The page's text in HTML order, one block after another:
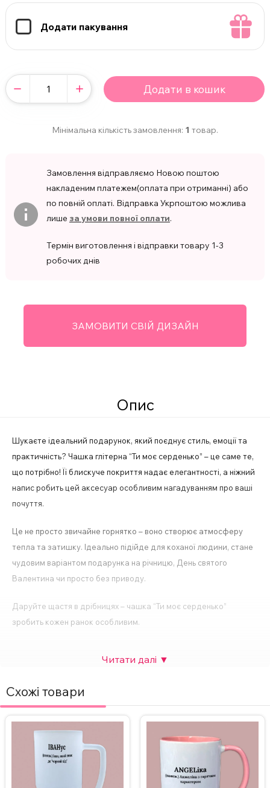
Додати пакування
Додати в кошик
Мінімальна кількість замовлення: 1 товар.
Замовлення відправляємо Новою поштою
накладеним платежем(оплата при отриманні) або
по повній оплаті. Відправка Укрпоштою можлива
лише за умови повної оплати.
Термін виготовлення і відправки товару 1-3
робочих днів
ЗАМОВИТИ СВІЙ ДИЗАЙН
Опис
Шукаєте ідеальний подарунок, який поєднує стиль, емоції та
практичність? Чашка глітерна “Ти моє серденько” – це саме те,
що потрібно! Її блискуче покриття надає елегантності, а ніжний
напис робить цей аксесуар особливим нагадуванням про ваші
почуття.
Це не просто звичайне горнятко – воно створює атмосферу
тепла та затишку. Ідеально підійде для коханої людини, стане
чудовим варіантом подарунка на річницю, День святого
Валентина чи просто без приводу.
Даруйте щастя в дрібницях – чашка “Ти моє серденько”
зробить кожен ранок особливим.
Різні кольори глітера на вибір (шампань, золото, срібло);
Компактний розмір – 330 мл;
Спосіб нанесення напису – сублімація;
Друк картинки з двох сторін;
Підходить для будь-яких напоїв – кави, чаю, гарячого шоколаду
Схожі товари